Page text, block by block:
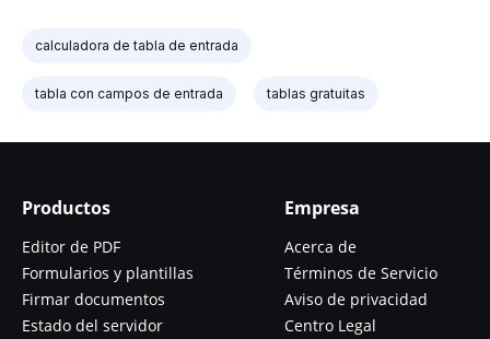
calculadora de tabla de entrada
tabla con campos de entrada tablas gratuitas
Productos
Editor de PDF
Formularios y plantillas
Firmar documentos
Estado del servidor
Empresa
Acerca de
Términos de Servicio
Aviso de privacidad
Centro Legal